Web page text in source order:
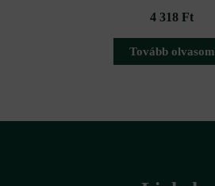
4 318 Ft
Tovább olvasom